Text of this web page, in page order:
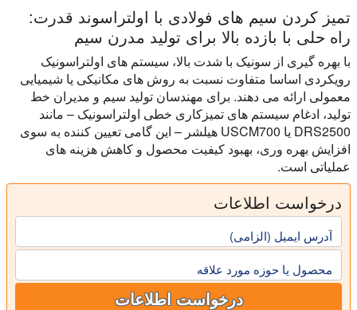
تمیز کردن سیم های فولادی با اولتراسوند قدرت:
راه حلی با بازده بالا برای تولید مدرن سیم
با بهره گیری از سونیک با شدت بالا، سیستم های اولتراسونیک
رویکردی اساسا متفاوت نسبت به روش های مکانیکی یا شیمیایی
معمولی ارائه می دهند. برای مهندسان تولید سیم و مدیران خط
تولید، ادغام سیستم های تمیزکاری خطی اولتراسونیک – مانند
DRS2500 یا USCM700 هیلشر – این گامی تعیین کننده به سوی
افزایش بهره وری، بهبود کیفیت محصول و کاهش هزینه های
عملیاتی است.
درخواست اطلاعات
آدرس ایمیل (الزامی)
محصول یا حوزه مورد علاقه
درخواست اطلاعات